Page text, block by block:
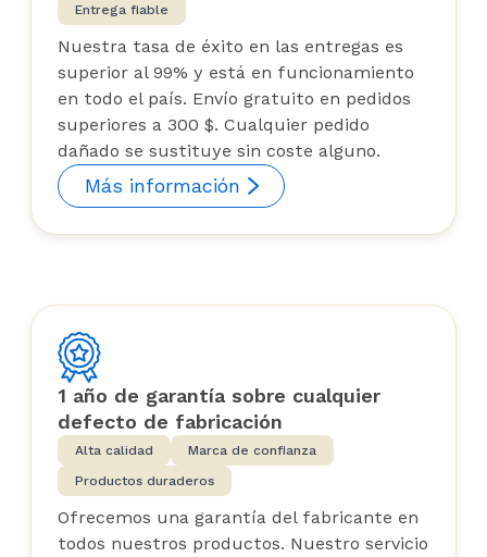
Entrega fiable
Nuestra tasa de éxito en las entregas es
superior al 99% y está en funcionamiento
en todo el país. Envío gratuito en pedidos
superiores a 300 $. Cualquier pedido
dañado se sustituye sin coste alguno.
Más información
1 año de garantía sobre cualquier
defecto de fabricación
Alta calidad
Marca de confianza
Productos duraderos
Ofrecemos una garantía del fabricante en
todos nuestros productos. Nuestro servicio